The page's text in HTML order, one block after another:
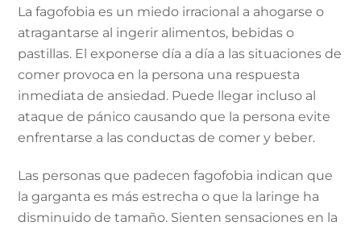
La fagofobia es un miedo irracional a ahogarse o
atragantarse al ingerir alimentos, bebidas o
pastillas. El exponerse día a día a las situaciones de
comer provoca en la persona una respuesta
inmediata de ansiedad. Puede llegar incluso al
ataque de pánico causando que la persona evite
enfrentarse a las conductas de comer y beber.
Las personas que padecen fagofobia indican que
la garganta es más estrecha o que la laringe ha
disminuido de tamaño. Sienten sensaciones en la